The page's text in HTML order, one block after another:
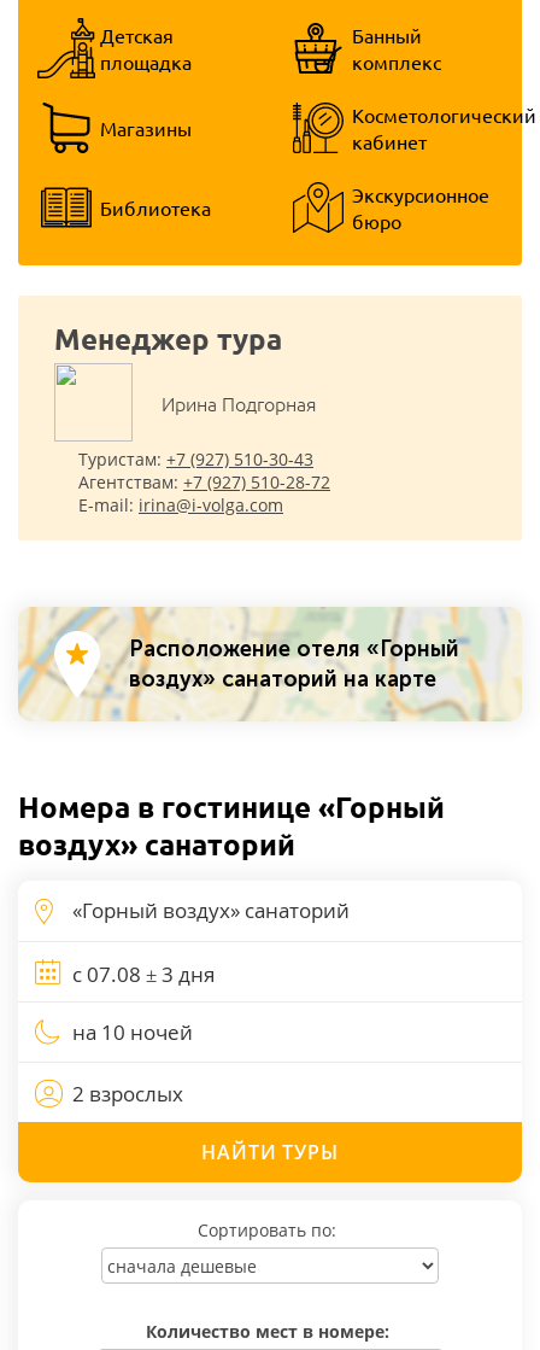
Детская
площадка
Банный
комплекс
Магазины
Косметологический
кабинет
Библиотека
Экскурсионное
бюро
Менеджер тура
Ирина Подгорная
Туристам: +7 (927) 510-30-43
Агентствам: +7 (927) 510-28-72
E-mail: irina@i-volga.com
Расположение отеля «Горный
воздух» санаторий на карте
Номера в гостинице «Горный
воздух» санаторий
на 10 ночей
2 взрослых
НАЙТИ ТУРЫ
Сортировать по:
Количество мест в номере: